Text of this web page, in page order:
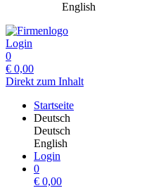
English
Login
0
€ 0,00
Direkt zum Inhalt
Startseite
Deutsch
Deutsch
English
Login
0
€ 0,00